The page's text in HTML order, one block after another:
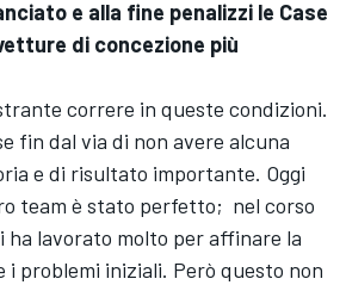
e alla fine penalizzi le Case
di concezione più
correre in queste condizioni.
fin dal via di non avere alcuna
e di risultato importante. Oggi
team è stato perfetto; nel corso
ha lavorato molto per affinare la
problemi iniziali. Però questo non